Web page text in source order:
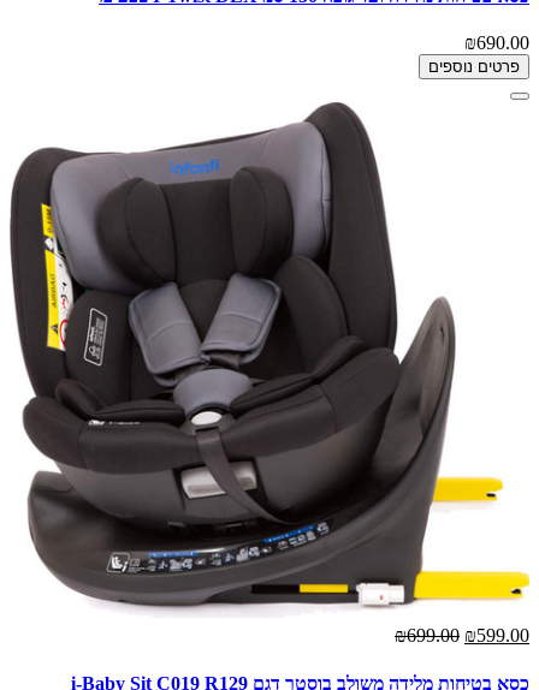
₪690.00
פרטים נוספים
₪599.00
₪699.00
כסא בטיחות מלידה משולב בוסטר דגם i-Baby Sit C019 R129